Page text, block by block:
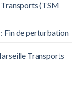
(TSM
Fin de perturbation
Transports